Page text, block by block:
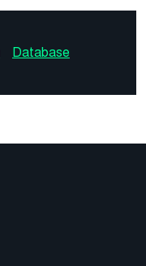
Database